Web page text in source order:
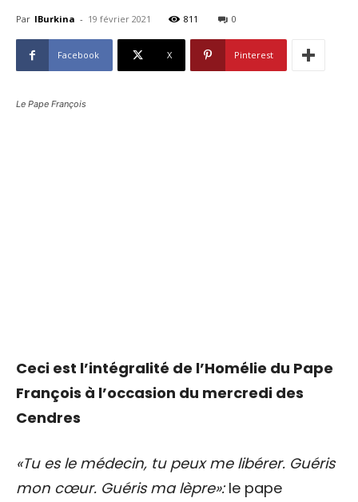
Par IBurkina - 19 février 2021 811 0
Facebook X Pinterest
Le Pape François
Ceci est l’intégralité de l’Homélie du Pape
François à l’occasion du mercredi des
Cendres
«Tu es le médecin, tu peux me libérer. Guéris
mon cœur. Guéris ma lèpre»:le pape